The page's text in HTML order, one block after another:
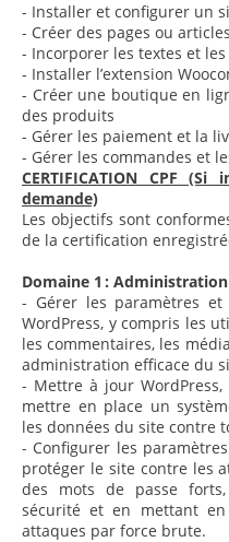
- Installer et configurer un
- Créer des pages ou
- Incorporer les textes et les
- Installer l’extension
- Créer une boutique en
des produits
- Gérer les paiement et la
- Gérer les commandes et
CERTIFICATION CPF
demande)
Les objectifs sont
de la certification
Domaine 1 :
- Gérer les paramètres
WordPress, y compris les
les commentaires, les
administration efficace du
- Mettre à jour
mettre en place un
les données du site contre
- Configurer les
protéger le site contre les
des mots de passe
sécurité et en mettant
attaques par force brute.